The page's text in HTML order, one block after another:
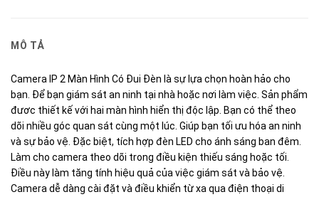
MÔ TẢ
Camera IP 2 Màn Hình Có Đui Đèn là sự lựa chọn hoàn hảo cho
bạn. Để bạn giám sát an ninh tại nhà hoặc nơi làm việc. Sản phẩm
đươc thiết kế với hai màn hình hiển thị độc lập. Bạn có thể theo
dõi nhiều góc quan sát cùng một lúc. Giúp bạn tối ưu hóa an ninh
và sự bảo vệ. Đặc biệt, tích hợp đèn LED cho ánh sáng ban đêm.
Làm cho camera theo dõi trong điều kiện thiếu sáng hoặc tối.
Điều này làm tăng tính hiệu quả của việc giám sát và bảo vệ.
Camera dễ dàng cài đặt và điều khiển từ xa qua điện thoại di